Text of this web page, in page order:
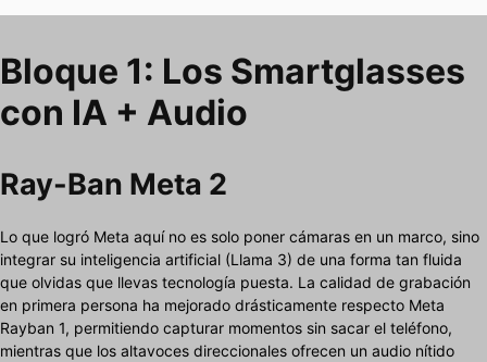
Bloque 1: Los Smartglasses
con IA + Audio
Ray-Ban Meta 2
Lo que logró Meta aquí no es solo poner cámaras en un marco, sino
integrar su inteligencia artificial (Llama 3) de una forma tan fluida
que olvidas que llevas tecnología puesta. La calidad de grabación
en primera persona ha mejorado drásticamente respecto Meta
Rayban 1, permitiendo capturar momentos sin sacar el teléfono,
mientras que los altavoces direccionales ofrecen un audio nítido